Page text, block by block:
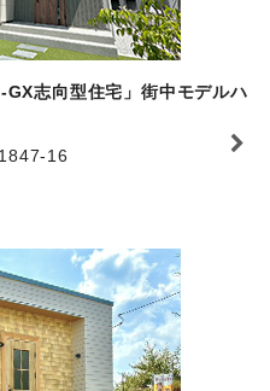
志向型住宅」街中モデルハ
16